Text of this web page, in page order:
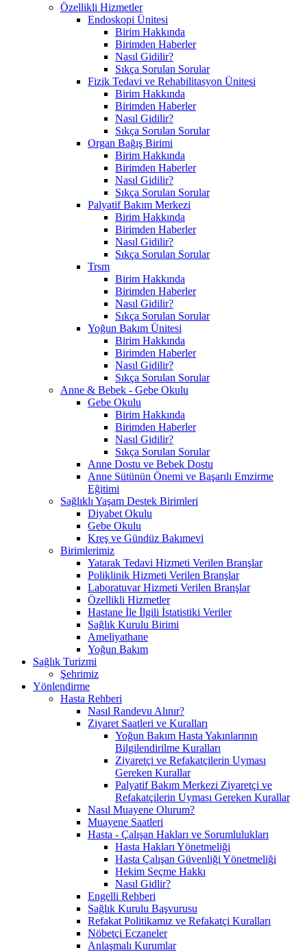
Özellikli Hizmetler
Endoskopi Ünitesi
Birim Hakkında
Birimden Haberler
Nasıl Gidilir?
Sıkça Sorulan Sorular
Fizik Tedavi ve Rehabilitasyon Ünitesi
Birim Hakkında
Birimden Haberler
Nasıl Gidilir?
Sıkça Sorulan Sorular
Organ Bağış Birimi
Birim Hakkında
Birimden Haberler
Nasıl Gidilir?
Sıkça Sorulan Sorular
Palyatif Bakım Merkezi
Birim Hakkında
Birimden Haberler
Nasıl Gidilir?
Sıkça Sorulan Sorular
Trsm
Birim Hakkında
Birimden Haberler
Nasıl Gidilir?
Sıkça Sorulan Sorular
Yoğun Bakım Ünitesi
Birim Hakkında
Birimden Haberler
Nasıl Gidilir?
Sıkça Sorulan Sorular
Anne & Bebek - Gebe Okulu
Gebe Okulu
Birim Hakkında
Birimden Haberler
Nasıl Gidilir?
Sıkça Sorulan Sorular
Anne Dostu ve Bebek Dostu
Anne Sütünün Önemi ve Başarılı Emzirme
Eğitimi
Sağlıklı Yaşam Destek Birimleri
Diyabet Okulu
Gebe Okulu
Kreş ve Gündüz Bakımevi
Birimlerimiz
Yatarak Tedavi Hizmeti Verilen Branşlar
Poliklinik Hizmeti Verilen Branşlar
Laboratuvar Hizmeti Verilen Branşlar
Özellikli Hizmetler
Hastane İle İlgili İstatistiki Veriler
Sağlık Kurulu Birimi
Ameliyathane
Yoğun Bakım
Sağlık Turizmi
Şehrimiz
Yönlendirme
Hasta Rehberi
Nasıl Randevu Alınır?
Ziyaret Saatleri ve Kuralları
Yoğun Bakım Hasta Yakınlarının
Bilgilendirilme Kuralları
Ziyaretçi ve Refakatçilerin Uyması
Gereken Kurallar
Palyatif Bakım Merkezi Ziyaretçi ve
Refakatçilerin Uyması Gereken Kurallar
Nasıl Muayene Olurum?
Muayene Saatleri
Hasta - Çalışan Hakları ve Sorumlulukları
Hasta Hakları Yönetmeliği
Hasta Çalışan Güvenliği Yönetmeliği
Hekim Seçme Hakkı
Nasıl Gidlir?
Engelli Rehberi
Sağlık Kurulu Başvurusu
Refakat Politikamız ve Refakatçi Kuralları
Nöbetçi Eczaneler
Anlaşmalı Kurumlar